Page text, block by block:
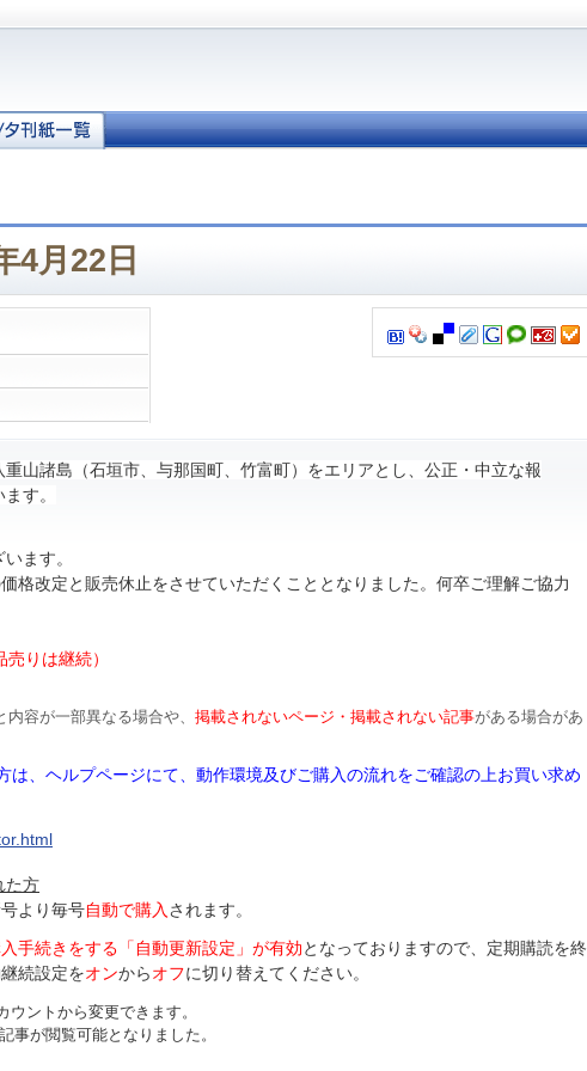
4月22日
山諸島（石垣市、与那国町、竹富町）をエリアとし、公正・中立な報
す。
ます。
格改定と販売休止をさせていただくこととなりました。何卒ご理解ご協力
りは継続）
容が一部異なる場合や、 掲載されないページ・掲載されない記事がある場合があ
は、ヘルプページにて、動作環境及びご購入の流れをご確認の上お買い求め
た方
より毎号自動で購入 されます。
手続きをする「自動更新設定」が有効となっておりますので、定期購読を終
続設定をオンからオフに切り替えてください。
ントから変更できます。
事が閲覧可能となりました。